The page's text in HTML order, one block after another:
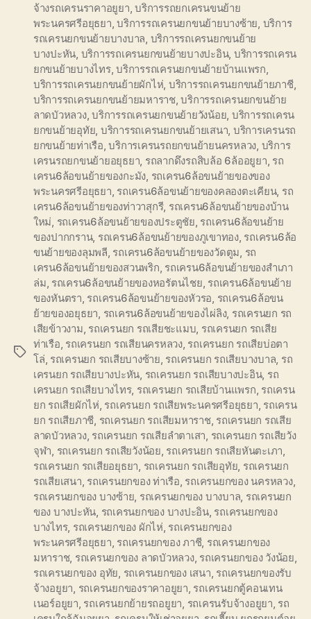
Tags
จ้างรถเครนราคาอยูยา ,บริการรถยกเครนขนย้าย
พระนครศรีอยุธยา ,บริการรถเครนยกขนย้ายบางซ้าย บริการ
รถเครนยกขนย้ายบางบาล บริการรถเครนยกขนย้าย
บางปะหัน บริการรถเครนยกขนย้ายบางปะอิน, บริการรถเครน
ยกขนย้ายบางไทร,บริการรถเครนยกขนย้ายบ้านแพรก
บริการรถเครนยกขนย้ายผักไห่ บริการรถเครนยกขนย้ายภาชี,
บริการรถเครนยกขนย้ายมหาราช,บริการรถเครนยกขนย้าย
ลาดบัวหลวง,บริการรถเครนยกขนย้ายวังน้อย บริการรถเครน
ยกขนย้ายอุทัย บริการรถเครนยกขนย้ายเสนา บริการเครนรถ
ยกขนย้ายท่าเรือ ,บริการเครนรถยกขนย้ายนครหลวง บริการ
เครนรถยกขนย้ายอยุธยา รถลากดึงรถสิบล้อ 6ล้ออยูยา รถ
เครน6ล้อขนย้ายของกะมัง รถเครน6ล้อขนย้ายของของ
พระนครศรีอยุธยา รถเครน6ล้อขนย้ายของคลองตะเคียน, รถ
เครน6ล้อขนย้ายของท่าวาสุกรี, รถเครน6ล้อขนย้ายของบ้าน
ใหม่ รถเครน6ล้อขนย้ายของประตูชัย รถเครน6ล้อขนย้าย
ของปากกราน, รถเครน6ล้อขนย้ายของภูเขาทอง, รถเครน6ล้อ
ขนย้ายของลุมพลี รถเครน6ล้อขนย้ายของวัดตูม รถ
เครน6ล้อขนย้ายของสวนพริก รถเครน6ล้อขนย้ายของสำเภา
ล่ม รถเครน6ล้อขนย้ายของหอรัตนไชย รถเครน6ล้อขนย้าย
ของหันตรา รถเครน6ล้อขนย้ายของหัวรอ รถเครน6ล้อขน
ย้ายของอยุธยา รถเครน6ล้อขนย้ายของไผ่ลิง, รถเครนยก รถ
เสียข้าวงาม รถเครนยก รถเสียชะแมบ รถเครนยก รถเสีย
ท่าเรือ รถเครนยก รถเสียนครหลวง, รถเครนยก รถเสียบ่อตา
โล่ รถเครนยก รถเสียบางซ้าย รถเครนยก รถเสียบางบาล รถ
เครนยก รถเสียบางปะหัน รถเครนยก รถเสียบางปะอิน, รถ
เครนยก รถเสียบางไทร, รถเครนยก รถเสียบ้านแพรก รถเครน
ยก รถเสียผักไห่ รถเครนยก รถเสียพระนครศรีอยุธยา รถเครน
ยก รถเสียภาชี รถเครนยก รถเสียมหาราช, รถเครนยก รถเสีย
ลาดบัวหลวง, รถเครนยก รถเสียลำตาเสา รถเครนยก รถเสียวัง
จุฬา รถเครนยก รถเสียวังน้อย รถเครนยก รถเสียหันตะเภา
รถเครนยก รถเสียอยุธยา รถเครนยก รถเสียอุทัย รถเครนยก
รถเสียเสนา รถเครนยกของ ท่าเรือ รถเครนยกของ นครหลวง,
รถเครนยกของ บางซ้าย รถเครนยกของ บางบาล รถเครนยก
ของ บางปะหัน รถเครนยกของ บางปะอิน, รถเครนยกของ
บางไทร, รถเครนยกของ ผักไห่ รถเครนยกของ
พระนครศรีอยุธยา รถเครนยกของ ภาชี, รถเครนยกของ
มหาราช, รถเครนยกของ ลาดบัวหลวง, รถเครนยกของ วังน้อย
รถเครนยกของ อุทัย รถเครนยกของ เสนา รถเครนยกของรับ
จ้างอยูยา รถเครนยกของราคาอยูยา รถเครนยกตู้คอนเทน
เนอร์อยูยา รถเครนยกย้ายรถอยูยา รถเครนรับจ้างอยูยา รถ